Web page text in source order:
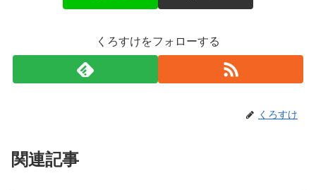
くろすけをフォローする
くろすけ
関連記事